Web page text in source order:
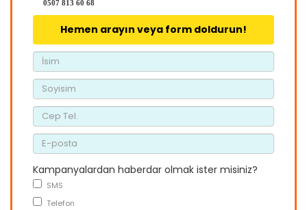
0507 813 60 68
Hemen arayın veya form doldurun!
Kampanyalardan haberdar olmak ister misiniz?
SMS
Telefon